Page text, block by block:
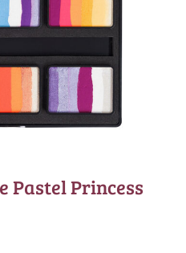
Pastel Princess